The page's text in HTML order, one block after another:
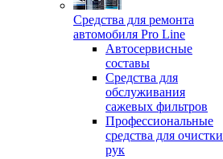
Средства для ремонта
автомобиля Pro Line
Автосервисные
составы
Средства для
обслуживания
сажевых фильтров
Профессиональные
средства для очистки
рук